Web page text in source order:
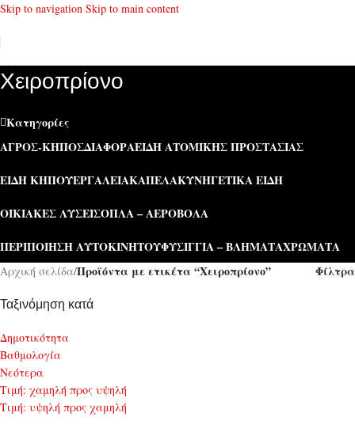
Skip to navigation Skip to main content
Χειροπρίονο
Κατηγορίες
ΑΓΡΌΣ-ΚΉΠΟΣΔΙΆΦΟΡΑΕΊΔΗ ΑΤΟΜΙΚΉΣ ΠΡΟΣΤΑΣΊΑΣ
ΕΊΔΗ ΚΉΠΟΥΕΡΓΑΛΕΊΑΚΑΠΕΛΑΚΥΝΗΓΕΤΙΚΆ ΕΊΔΗ
ΟΙΚΙΑΚΈΣ ΛΎΣΕΙΣΌΠΛΑ – ΑΕΡΟΒΌΛΑ
ΠΕΡΙΠΟΊΗΣΗ ΑΥΤΟΚΙΝΉΤΟΥΦΥΣΊΓΓΙΑ – ΒΛΉΜΑΤΑΧΡΏΜΑΤΑ
Αρχική σελίδα/Προϊόντα με ετικέτα “Χειροπρίονο” Φίλτρα
Ταξινόμηση κατά
Δημοτικότητα
Bαθμολογία
Νεότερα
Τιμή: χαμηλή προς υψηλή
Τιμή: υψηλή προς χαμηλή